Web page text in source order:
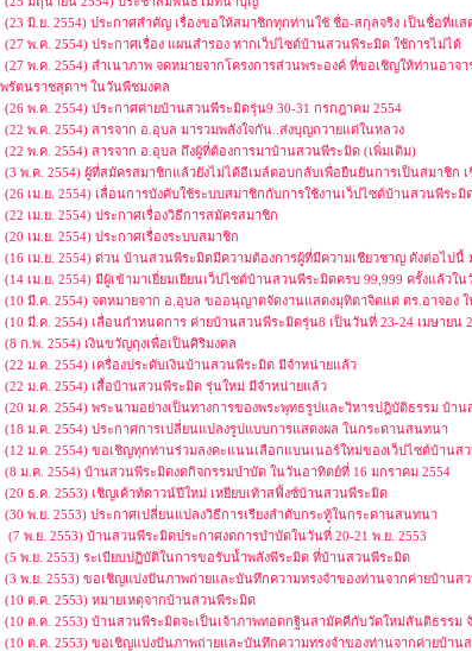
(23 มิ.ย. 2554) ประกาศสำคัญ เรื่องขอให้สมาชิกทุกท่านใช้ ชื่อ-สกุลจริง เป็นชื่อที่แส
(27 พ.ค. 2554) ประกาศเรื่อง แผนสำรอง หากเว็ปไซต์บ้านสวนพีระมิด ใช้การไม่ได้
(27 พ.ค. 2554) สำเนาภาพ จดหมายจากโครงการส่วนพระองค์ ที่ขอเชิญให้ท่านอาจ
พรัตนราชสุดาฯ ในวันพืชมงคล
(26 พ.ค. 2554) ประกาศค่ายบ้านสวนพีระมิดรุ่น9 30-31 กรกฎาคม 2554
(22 พ.ค. 2554) สารจาก อ.อุบล มารวมพลังใจกัน..ส่งบุญถวายแด่ในหลวง
(22 พ.ค. 2554) สารจาก อ.อุบล ถึงผู้ที่ต้องการมาบ้านสวนพีระมิด (เพิ่มเติม)
(3 พ.ค. 2554) ผู้ที่สมัครสมาชิกแล้วยังไม่ได้อีเมล์ตอบกลับเพื่อยืนยันการเป็นสมาชิก
(26 เม.ย. 2554) เลื่อนการบังคับใช้ระบบสมาชิกกับการใช้งานเว็ปไซต์บ้านสวนพีระ
(22 เม.ย. 2554) ประกาศเรื่องวิธีการสมัครสมาชิก
(20 เม.ย. 2554) ประกาศเรื่องระบบสมาชิก
(16 เม.ย. 2554) ด่วน บ้านสวนพีระมิดมีความต้องการผู้ที่มีความเชียวชาญ ดังต่อไปนี้
(14 เม.ย. 2554) มีผู้เข้ามาเยี่ยมเยียนเว็ปไซต์บ้านสวนพีระมิดครบ 99,999 ครั้งแล้วใ
(10 มี.ค. 2554) จดหมายจาก อ.อุบล ขออนุญาตจัดงานแสดงมุทิตาจิตแด่ ดร.อาจอง ใ
(10 มี.ค. 2554) เลื่อนกำหนดการ ค่ายบ้านสวนพีระมิดรุ่น8 เป็นวันที่ 23-24 เมษายน
(8 ก.พ. 2554) เงินขวัญถุงเพื่อเป็นศิริมงคล
(22 ม.ค. 2554) เครื่องประดับเงินบ้านสวนพีระมิด มีจำหน่ายแล้ว
(22 ม.ค. 2554) เสื้อบ้านสวนพีระมิด รุ่นใหม่ มีจำหน่ายแล้ว
(20 ม.ค. 2554) พระนามอย่างเป็นทางการของพระพุทธรูปและวิหารปฎิบัติธรรม บ้า
(18 ม.ค. 2554) ประกาศการเปลี่ยนแปลงรูปแบบการแสดงผล ในกระดานสนทนา
(12 ม.ค. 2554) ขอเชิญทุกท่านร่วมลงคะแนนเลือกแบนเนอร์ใหม่ของเว็ปไซต์บ้านส
(8 ม.ค. 2554) บ้านสวนพีระมิดงดกิจกรรมบำบัด ในวันอาทิตย์ที่ 16 มกราคม 2554
(20 ธ.ค. 2553) เชิญเค้าท์ดาวน์ปีใหม่ เหยียบเท้าสฟิ้งซ์บ้านสวนพีระมิด
(30 พ.ย. 2553) ประกาศเปลี่ยนแปลงวิธีการเรียงลำดับกระทู้ในกระดานสนทนา
(7 พ.ย. 2553) บ้านสวนพีระมิดประกาศงดการบำบัดในวันที่ 20-21 พ.ย. 2553
(5 พ.ย. 2553) ระเบียบปฏิบัติในการขอรับน้ำพลังพีระมิด ที่บ้านสวนพีระมิด
(3 พ.ย. 2553) ขอเชิญแบ่งปันภาพถ่ายและบันทึกความทรงจำของท่านจากค่ายบ้านส
(10 ต.ค. 2553) หมายเหตุจากบ้านสวนพีระมิด
(10 ต.ค. 2553) บ้านสวนพีระมิดจะเป็นเจ้าภาพทอดกฐินสามัคคีกับวัดใหม่สันติธรรม
(10 ต.ค. 2553) ขอเชิญแบ่งปันภาพถ่ายและบันทึกความทรงจำของท่านจากค่ายบ้าน